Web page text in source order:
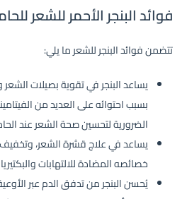
فوائد البنجر الأحمر للشعر
تتضمن فوائد البنجر للشعر ما يلي:
يساعد البنجر في تقوية بصيلات
بسبب احتوائه على العديد من
الضرورية لتحسين صحة الشعر عند
يساعد في علاج قشرة الشعر،
خصائصه المضادة للالتهابات
يُحسن البنجر من تدفق الدم عبر